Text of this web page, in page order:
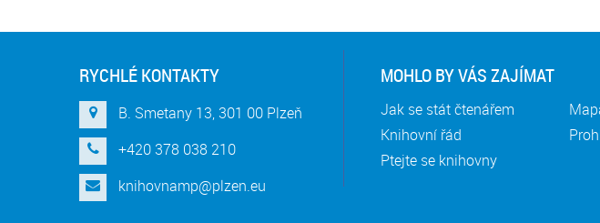
RYCHLÉ KONTAKTY
B. Smetany 13, 301 00 Plzeň
+420 378 038 210
knihovnamp@plzen.eu
MOHLO BY VÁS ZAJÍMAT
Jak se stát čtenářem
Knihovní řád
Ptejte se knihovny